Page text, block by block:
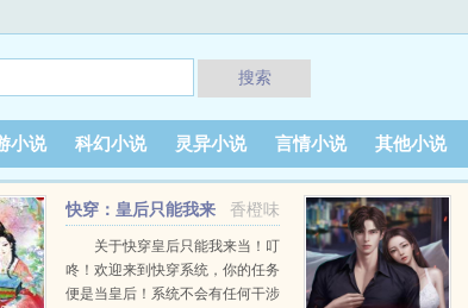
搜索
小说 科幻小说 灵异小说 言情小说 其他小说
香橙味
快穿：皇后只能我来
当！关于快穿皇后只能我来当！叮
咚！欢迎来到快穿系统，你的任务
便是当皇后！系统不会有任何干涉